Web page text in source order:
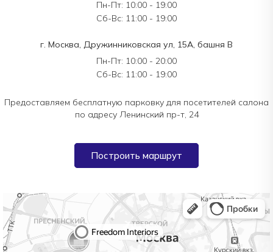
Пн-Пт: 10:00 - 19:00
Сб-Вс: 11:00 - 19:00
г. Москва, Дружинниковская ул, 15А, башня В
Пн-Пт: 10:00 - 20:00
Сб-Вс: 11:00 - 19:00
Предоставляем бесплатную парковку для посетителей салона
по адресу Ленинский пр-т, 24
Построить маршрут